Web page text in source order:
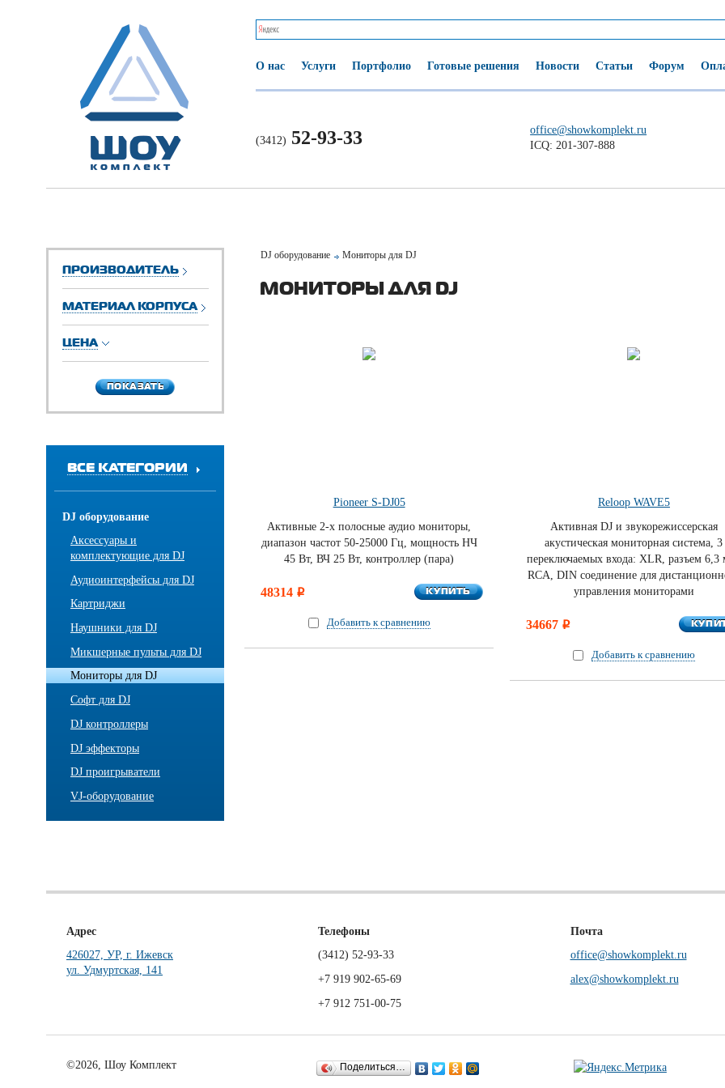
О нас Услуги Портфолио Готовые решения Новости Статьи Форум
(3412) 52-93-33
office@showkomplekt.ru
ICQ: 201-307-888
ПРОИЗВОДИТЕЛЬ
МАТЕРИАЛ КОРПУСА
ЦЕНА
ПОКАЗАТЬ
ПОКАЗАТЬ
ВСЕ КАТЕГОРИИ
DJ оборудование
Аксессуары и
комплектующие для DJ
Аудиоинтерфейсы для DJ
Картриджи
Наушники для DJ
Микшерные пульты для DJ
Мониторы для DJ
Софт для DJ
DJ контроллеры
DJ эффекторы
DJ проигрыватели
VJ-оборудование
DJ оборудование Мониторы для DJ
МОНИТОРЫ ДЛЯ DJ
Pioneer S-DJ05
Активные 2-х полосные аудио мониторы,
диапазон частот 50-25000 Гц, мощность НЧ
45 Вт, ВЧ 25 Вт, контроллер (пара)
48314 i КУПИТЬ
КУПИТЬ
Добавить к сравнению
Reloop WAVE5
Активная DJ и звукорежиссерская
акустическая мониторная система, 3
переключаемых входа: XLR, разъем 6,3
RCA, DIN соединение для
управления мониторами
34667 i
Добавить к сравнению
Адрес
426027, УР, г. Ижевск
ул. Удмуртская, 141
Телефоны
(3412) 52-93-33
+7 919 902-65-69
+7 912 751-00-75
Почта
office@showkomplekt.ru
alex@showkomplekt.ru
©2026, Шоу Комплект Поделиться…